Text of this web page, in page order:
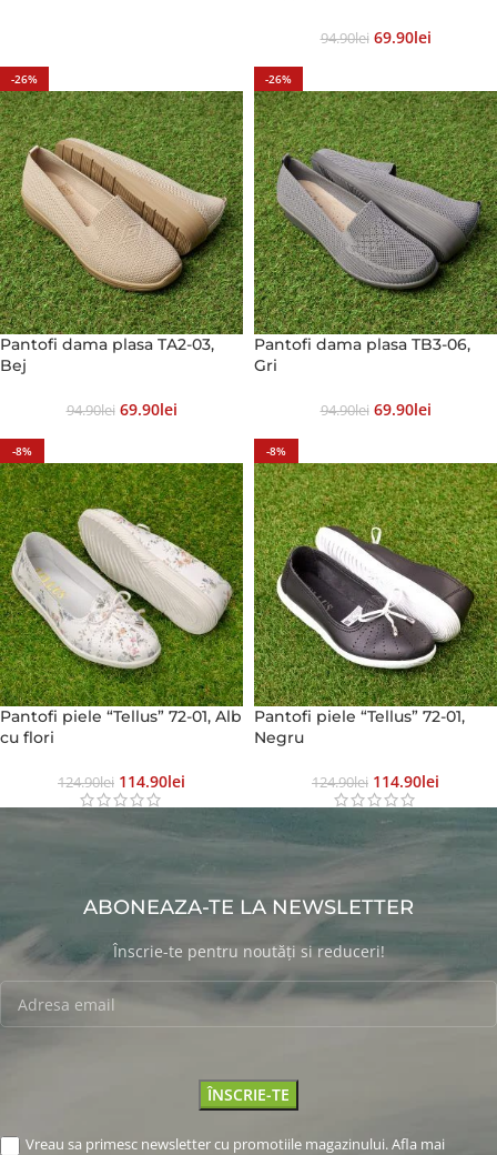
94.90Lei 69.90Lei
-26%
Pantofi dama plasa TA2-03,
Bej
94.90Lei 69.90Lei
-26%
Pantofi dama plasa TB3-06,
Gri
94.90Lei 69.90Lei
-8%
Pantofi piele “Tellus” 72-01, Alb
cu flori
124.90Lei 114.90Lei
-8%
Pantofi piele “Tellus” 72-01,
Negru
124.90Lei 114.90Lei
ABONEAZA-TE LA NEWSLETTER
Înscrie-te pentru noutăți si reduceri!
Vreau sa primesc newsletter cu promotiile magazinului. Afla mai